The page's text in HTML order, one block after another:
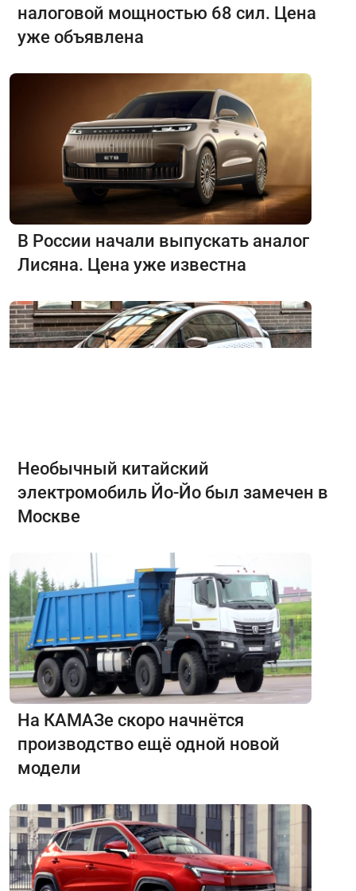
налоговой мощностью 68 сил. Цена
уже объявлена
В России начали выпускать аналог
Лисяна. Цена уже известна
Необычный китайский
электромобиль Йо-Йо был замечен в
Москве
На КАМАЗе скоро начнётся
производство ещё одной новой
модели